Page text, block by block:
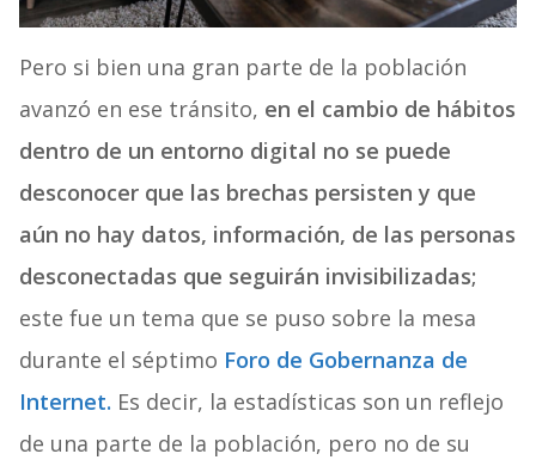
Pero si bien una gran parte de la población
avanzó en ese tránsito, en el cambio de hábitos
dentro de un entorno digital no se puede
desconocer que las brechas persisten y que
aún no hay datos, información, de las personas
desconectadas que seguirán invisibilizadas;
este fue un tema que se puso sobre la mesa
durante el séptimo Foro de Gobernanza de
Internet. Es decir, la estadísticas son un reflejo
de una parte de la población, pero no de su